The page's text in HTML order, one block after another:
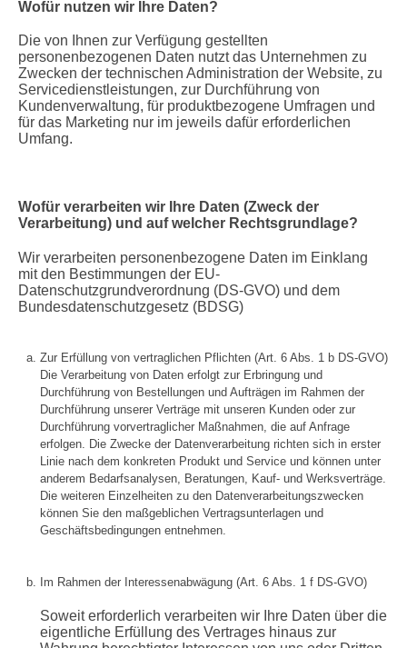
Wofür nutzen wir Ihre Daten?
Die von Ihnen zur Verfügung gestellten
personenbezogenen Daten nutzt das Unternehmen zu
Zwecken der technischen Administration der Website, zu
Servicedienstleistungen, zur Durchführung von
Kundenverwaltung, für produktbezogene Umfragen und
für das Marketing nur im jeweils dafür erforderlichen
Umfang.
Wofür verarbeiten wir Ihre Daten (Zweck der
Verarbeitung) und auf welcher Rechtsgrundlage?
Wir verarbeiten personenbezogene Daten im Einklang
mit den Bestimmungen der EU-
Datenschutzgrundverordnung (DS-GVO) und dem
Bundesdatenschutzgesetz (BDSG)
Zur Erfüllung von vertraglichen Pflichten (Art. 6 Abs. 1 b DS-GVO)
Die Verarbeitung von Daten erfolgt zur Erbringung und
Durchführung von Bestellungen und Aufträgen im Rahmen der
Durchführung unserer Verträge mit unseren Kunden oder zur
Durchführung vorvertraglicher Maßnahmen, die auf Anfrage
erfolgen. Die Zwecke der Datenverarbeitung richten sich in erster
Linie nach dem konkreten Produkt und Service und können unter
anderem Bedarfsanalysen, Beratungen, Kauf- und Werksverträge.
Die weiteren Einzelheiten zu den Datenverarbeitungszwecken
können Sie den maßgeblichen Vertragsunterlagen und
Geschäftsbedingungen entnehmen.
Im Rahmen der Interessenabwägung (Art. 6 Abs. 1 f DS-GVO)
Soweit erforderlich verarbeiten wir Ihre Daten über die
eigentliche Erfüllung des Vertrages hinaus zur